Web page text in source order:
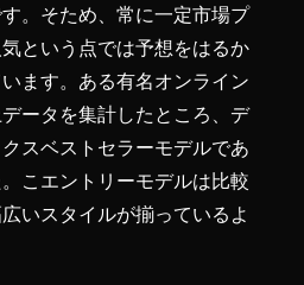
。そため、常に一定市場プ
という点では予想をはるか
ます。ある有名オンライン
ータを集計したところ、デ
スベストセラーモデルであ
こエントリーモデルは比較
いスタイルが揃っているよ